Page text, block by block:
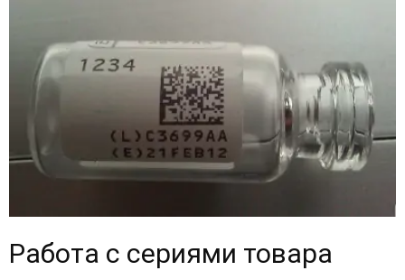
Работа с сериями товара